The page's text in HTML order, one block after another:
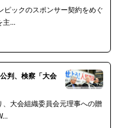
ピックのスポンサー契約をめぐ
主...
判、検察「大会
大会組織委員会元理事への贈